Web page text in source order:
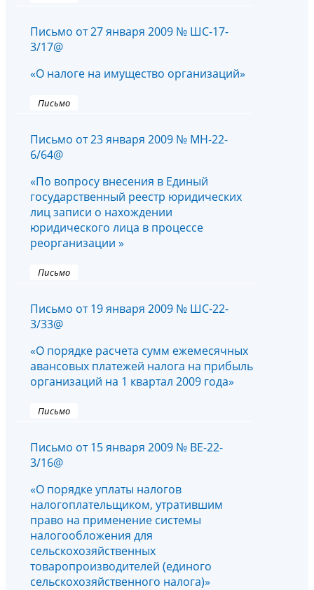
Письмо от 27 января 2009 № ШС-17-
3/17@
«О налоге на имущество организаций»
Письмо
Письмо от 23 января 2009 № МН-22-
6/64@
«По вопросу внесения в Единый
государственный реестр юридических
лиц записи о нахождении
юридического лица в процессе
реорганизации »
Письмо
Письмо от 19 января 2009 № ШС-22-
3/33@
«О порядке расчета сумм ежемесячных
авансовых платежей налога на прибыль
организаций на 1 квартал 2009 года»
Письмо
Письмо от 15 января 2009 № ВЕ-22-
3/16@
«О порядке уплаты налогов
налогоплательщиком, утратившим
право на применение системы
налогообложения для
сельскохозяйственных
товаропроизводителей (единого
сельскохозяйственного налога)»